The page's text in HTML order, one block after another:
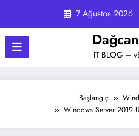
7 Ağustos 2026
IT BLOG –
Başlangıç
Windows Server 2019